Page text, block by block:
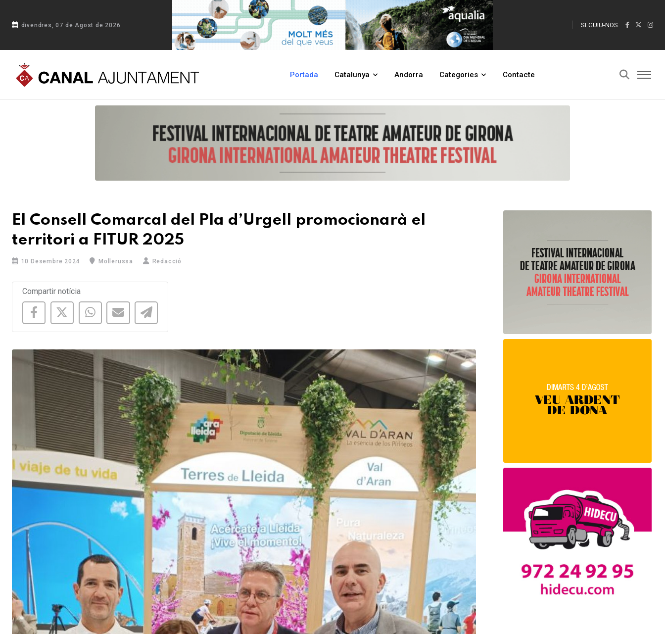
divendres, 07 de Agost de 2026 SEGUIU-NOS:
Portada Catalunya Andorra Categories Contacte
Portada Blog El Consell Comarcal del Pla d’Urgell promocionarà el territori a FITUR 2025
El Consell Comarcal del Pla d’Urgell promocionarà el
territori a FITUR 2025
10 Desembre 2024 Mollerussa Redacció
Compartir notícia